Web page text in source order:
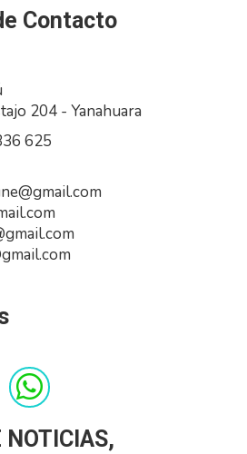
Contacto
204 - Yanahuara
625
NOTICIAS,